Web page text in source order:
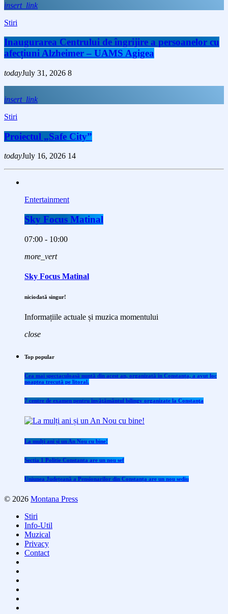
insert_link
Stiri
Inaugurarea Centrului de îngrijire a persoanelor cu
afecțiuni Alzheimer – UAMS Agigea
todayJuly 31, 2026 8
insert_link
Stiri
Proiectul „Safe City”
todayJuly 16, 2026 14
Entertainment
Sky Focus Matinal
07:00 - 10:00
more_vert
Sky Focus Matinal
niciodată singur!
Informațiile actuale și muzica momentului
close
Top popular
Cea mai spectaculoasă nuntă din acest an, organizată în Constanța, a avut loc
noaptea trecută pe litoral.
7 centre de examen pentru învăţământul bilingv organizate la Constanţa
La mulți ani și un An Nou cu bine!
Sectia 1 Politie Constanta are un nou sef
Uniunea Județeană a Pensionarilor din Constanța are un nou sediu
© 2026 Montana Press
Stiri
Info-Util
Muzical
Privacy
Contact